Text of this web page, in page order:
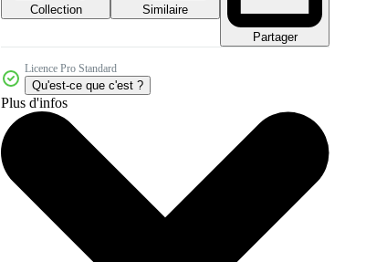
Collection
Similaire
Partager
Licence Pro Standard
Qu'est-ce que c'est ?
Plus d'infos